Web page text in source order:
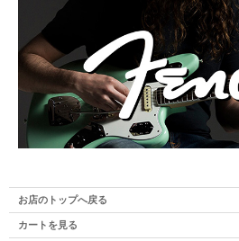
お店のトップへ戻る
カートを見る